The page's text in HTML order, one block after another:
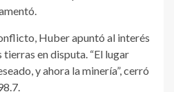
Huber apuntó al interés
en disputa. “El lugar
y ahora la minería”, cerró